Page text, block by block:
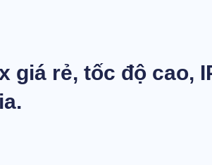
giá rẻ, tốc độ cao,